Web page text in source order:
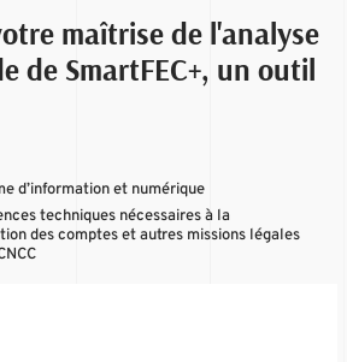
maîtrise de l'analyse
de SmartFEC+, un outil
d’information et numérique
techniques nécessaires à la
des comptes et autres missions légales